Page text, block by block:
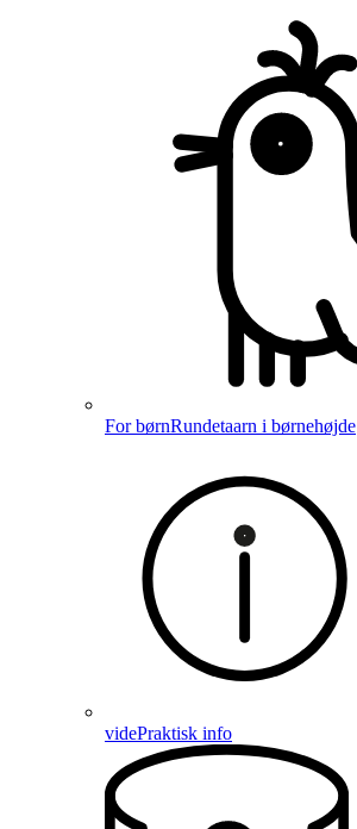
For børnRundetaarn i børnehøjde
videPraktisk info